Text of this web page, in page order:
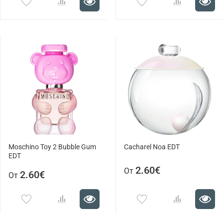
Moschino Toy 2 Bubble Gum
EDT
От 2.60€
Cacharel Noa EDT
От 2.60€